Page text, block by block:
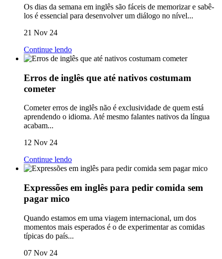
Os dias da semana em inglês são fáceis de memorizar e sabê-
los é essencial para desenvolver um diálogo no nível...
21 Nov 24
Continue lendo
Erros de inglês que até nativos costumam
cometer
Cometer erros de inglês não é exclusividade de quem está
aprendendo o idioma. Até mesmo falantes nativos da língua
acabam...
12 Nov 24
Continue lendo
Expressões em inglês para pedir comida sem
pagar mico
Quando estamos em uma viagem internacional, um dos
momentos mais esperados é o de experimentar as comidas
típicas do país...
07 Nov 24